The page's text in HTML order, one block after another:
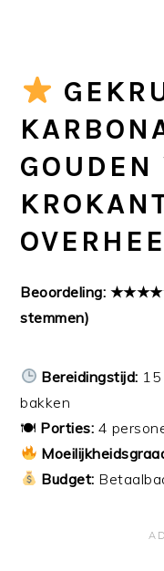
Beoordeling:
stemmen)
Bereidingstijd: 15
bakken
🍽 Porties: 4
Budget: